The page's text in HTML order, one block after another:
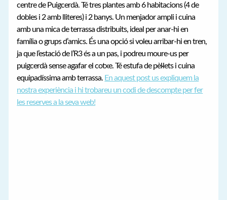
centre de Puigcerdà. Té tres plantes amb 6 habitacions (4 de
dobles i 2 amb lliteres) i 2 banys. Un menjador ampli i cuina
amb una mica de terrassa distribuits, ideal per anar-hi en
família o grups d’amics. És una opció si voleu arribar-hi en tren,
ja que l’estació de l’R3 és a un pas, i podreu moure-us per
puigcerdà sense agafar el cotxe. Té estufa de pèl·lets i cuina
equipadíssima amb terrassa. En aquest post us expliquem la
nostra experiència i hi trobareu un codi de descompte per fer
les reserves a la seva web!